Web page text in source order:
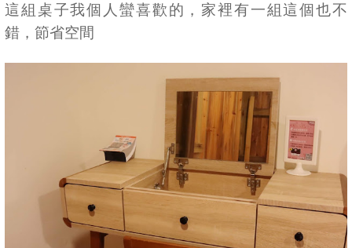
這組桌子我個人蠻喜歡的，家裡有一組這個也不
錯，節省空間